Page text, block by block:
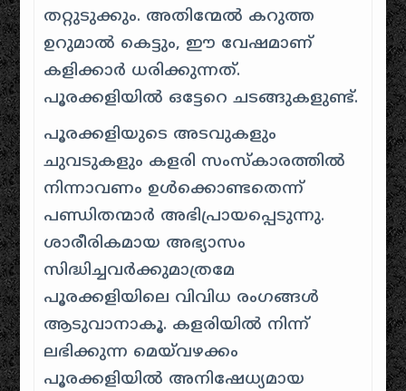
തറ്റുടുക്കും. അതിന്മേല്‍ കറുത്ത
ഉറുമാല്‍ കെട്ടും, ഈ വേഷമാണ്
കളിക്കാര്‍ ധരിക്കുന്നത്.
പൂരക്കളിയില്‍ ഒട്ടേറെ ചടങ്ങുകളുണ്ട്.
പൂരക്കളിയുടെ അടവുകളും
ചുവടുകളും കളരി സംസ്കാരത്തിൽ
നിന്നാവണം ഉൾക്കൊണ്ടതെന്ന്
പണ്ഡിതന്മാർ അഭിപ്രായപ്പെടുന്നു.
ശാരീരികമായ അഭ്യാസം
സിദ്ധിച്ചവർക്കുമാത്രമേ
പൂരക്കളിയിലെ വിവിധ രംഗങ്ങൾ
ആടുവാനാകൂ. കളരിയിൽ നിന്ന്
ലഭിക്കുന്ന മെയ്‌വഴക്കം
പൂരക്കളിയിൽ അനിഷേധ്യമായ